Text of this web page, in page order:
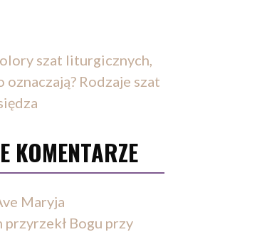
szat liturgicznych,
oznaczają? Rodzaje szat
KOMENTARZE
Maryja
przyrzekł Bogu przy